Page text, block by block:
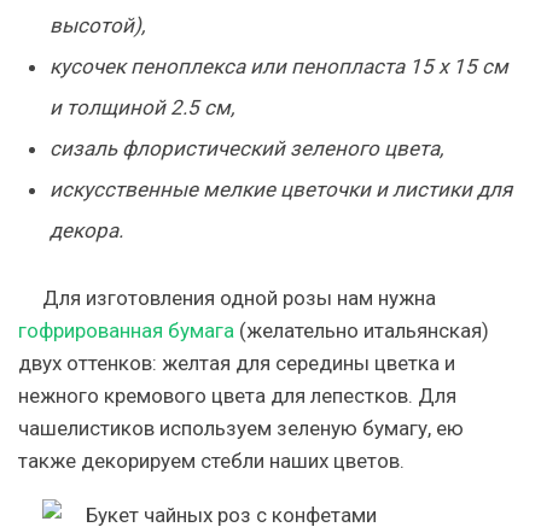
высотой),
кусочек пеноплекса или пенопласта 15 х 15 см
и толщиной 2.5 см,
сизаль флористический зеленого цвета,
искусственные мелкие цветочки и листики для
декора.
Для изготовления одной розы нам нужна
гофрированная бумага (желательно итальянская)
двух оттенков: желтая для середины цветка и
нежного кремового цвета для лепестков. Для
чашелистиков используем зеленую бумагу, ею
также декорируем стебли наших цветов.